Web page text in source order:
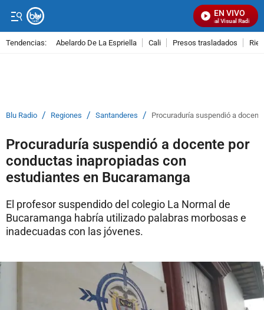
EN VIVO
Señal Visual Radio
Tendencias: Abelardo De La Espriella Cali Presos trasladados
Blu Radio / Regiones / Santanderes / Procuraduría suspendió a
Procuraduría suspendió a docente por
conductas inapropiadas con
estudiantes en Bucaramanga
El profesor suspendido del colegio La Normal de
Bucaramanga habría utilizado palabras morbosas e
inadecuadas con las jóvenes.